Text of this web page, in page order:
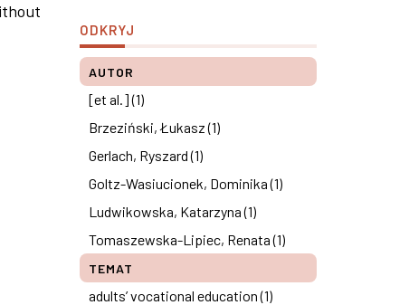
ODKRYJ
AUTOR
[et al.] (1)
Brzeziński, Łukasz (1)
Gerlach, Ryszard (1)
Goltz-Wasiucionek, Dominika (1)
Ludwikowska, Katarzyna (1)
Tomaszewska-Lipiec, Renata (1)
TEMAT
adults’ vocational education (1)